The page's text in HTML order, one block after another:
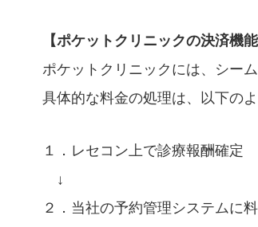
【ポケットクリニックの決済機
ポケットクリニックには、シー
具体的な料金の処理は、以下の
１．レセコン上で診療報酬確定
↓
２．当社の予約管理システムに